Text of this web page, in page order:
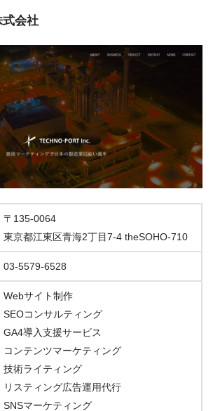
式会社
〒135-0064
東京都江東区青海2丁目7-4 theSOHO-710
03-5579-6528
Webサイト制作
SEOコンサルティング
GA4導入支援サービス
コンテンツマーケティング
技術ライティング
リスティング広告運用代行
SNSマーケティング